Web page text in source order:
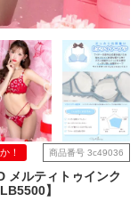
！ 商品番号 3c49036
ルティトゥインク
】